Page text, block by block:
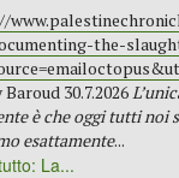
the-
30.7.2026
è che oggi tutti noi
esattamente...
La...